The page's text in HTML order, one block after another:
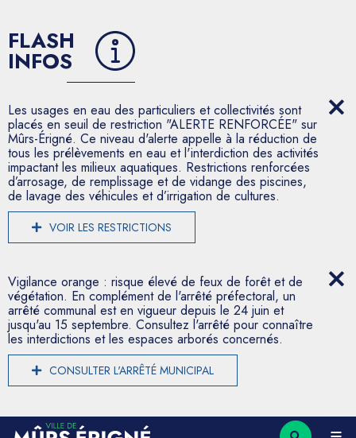
FLASH
INFOS
Les usages en eau des particuliers et collectivités sont
placés en seuil de restriction "ALERTE RENFORCÉE" sur
Mûrs-Érigné. Ce niveau d'alerte appelle à la réduction de
tous les prélèvements en eau et l'interdiction des activités
impactant les milieux aquatiques. Restrictions renforcées
d’arrosage, de remplissage et de vidange des piscines,
de lavage des véhicules et d’irrigation de cultures.
VOIR LES RESTRICTIONS
Vigilance orange : risque élevé de feux de forêt et de
végétation. En complément de l'arrêté préfectoral, un
arrêté communal est en vigueur depuis le 24 juin et
jusqu'au 15 septembre. Consultez l'arrêté pour connaître
les interdictions et les espaces arborés concernés.
CONSULTER L'ARRÊTÉ MUNICIPAL